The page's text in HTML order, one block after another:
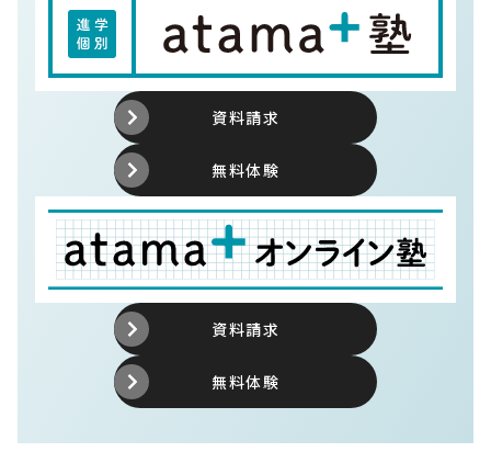
資料請求
無料体験
資料請求
無料体験